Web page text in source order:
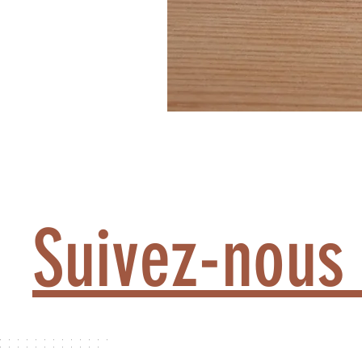
Suivez-